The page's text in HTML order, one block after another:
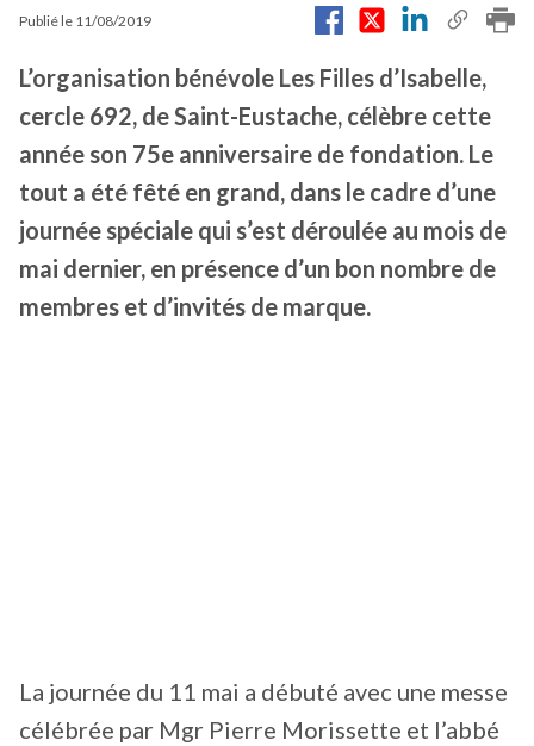
Publié le 11/08/2019
L’organisation bénévole Les Filles d’Isabelle,
cercle 692, de Saint-Eustache, célèbre cette
année son 75e anniversaire de fondation. Le
tout a été fêté en grand, dans le cadre d’une
journée spéciale qui s’est déroulée au mois de
mai dernier, en présence d’un bon nombre de
membres et d’invités de marque.
La journée du 11 mai a débuté avec une messe
célébrée par Mgr Pierre Morissette et l’abbé